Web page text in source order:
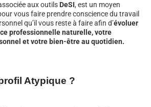
aux outils DeSI, est un moyen
vous faire prendre conscience du travail
qu’il vous reste à faire afin d’évoluer
professionnelle naturelle, votre
et votre bien-être au quotidien.
Atypique ?